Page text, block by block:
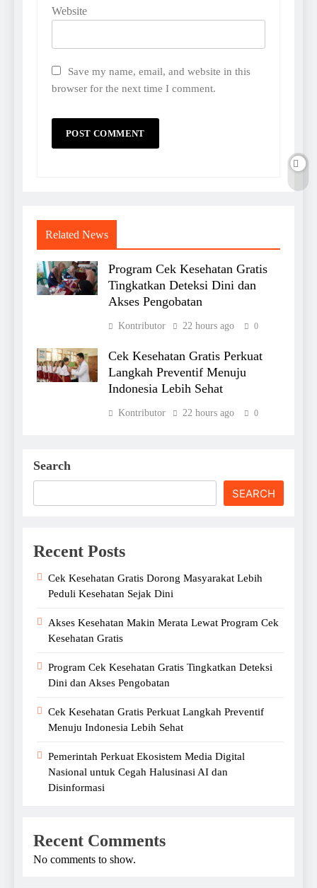
Website
Save my name, email, and website in this
browser for the next time I comment.
Related News
Program Cek Kesehatan Gratis
Tingkatkan Deteksi Dini dan
Akses Pengobatan
Kontributor 22 hours ago 0
Cek Kesehatan Gratis Perkuat
Langkah Preventif Menuju
Indonesia Lebih Sehat
Kontributor 22 hours ago 0
Search
SEARCH
Recent Posts
Cek Kesehatan Gratis Dorong Masyarakat Lebih
Peduli Kesehatan Sejak Dini
Akses Kesehatan Makin Merata Lewat Program Cek
Kesehatan Gratis
Program Cek Kesehatan Gratis Tingkatkan Deteksi
Dini dan Akses Pengobatan
Cek Kesehatan Gratis Perkuat Langkah Preventif
Menuju Indonesia Lebih Sehat
Pemerintah Perkuat Ekosistem Media Digital
Nasional untuk Cegah Halusinasi AI dan
Disinformasi
Recent Comments
No comments to show.